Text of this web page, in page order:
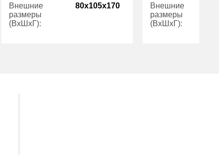
Внешние
размеры
(ВхШхГ):
80x105x170
Внешние
размеры
(ВхШхГ):